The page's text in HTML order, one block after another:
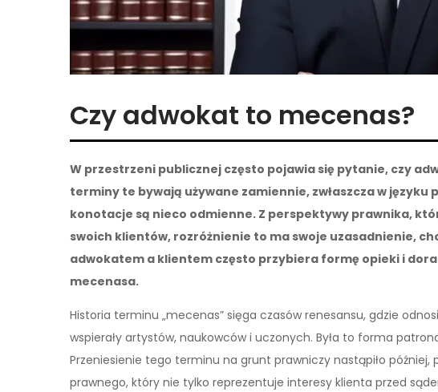
Czy adwokat to mecenas?
W przestrzeni publicznej często pojawia się pytanie, czy
terminy te bywają używane zamiennie, zwłaszcza w
konotacje są nieco odmienne. Z perspektywy prawnika,
swoich klientów, rozróżnienie to ma swoje uzasadnienie,
adwokatem a klientem często przybiera formę opieki i
mecenasa.
Historia terminu „mecenas” sięga czasów renesansu, gdzie
wspierały artystów, naukowców i uczonych. Była to forma
Przeniesienie tego terminu na grunt prawniczy nastąpiło później,
prawnego, który nie tylko reprezentuje interesy klienta przed